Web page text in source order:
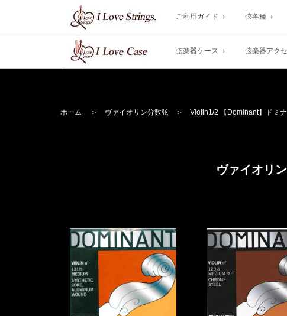
ご利用ガイド 弦各種
弦楽器ケース 弦楽器アク
ホーム ＞ ヴァイオリン分数弦 ＞ Violin1/2 【Dominant】 ドミ
ヴァイオリ